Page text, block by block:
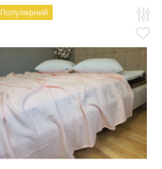
Популярний